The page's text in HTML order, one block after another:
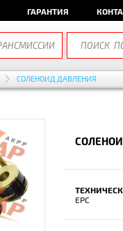
ГАРАНТИЯ
СОЛЕНОИД ДАВЛЕНИЯ
EPC